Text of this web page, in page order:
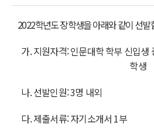
2022학년도 장학생을 아래와 같이 선
가. 지원자격:인문대학 학부 신입생
학생
나. 선발인원: 3명 내외
다. 제출서류: 자기소개서 1부